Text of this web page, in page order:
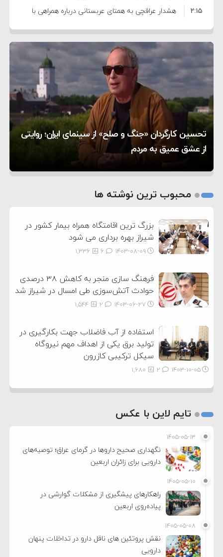
هشدار عراقچی به همتای عربستانی درباره همراهی با
آمریکا
۲:۱۵
مقام ارشد امنیتی: برنامه گسترده‌ای برای پاسخ به
دیوانگی آمریکا داریم
۷:۱۰
ترامپ دستور حملات جدید علیه ایران را صادر کرد
۵:۴۵
سپاه: دو نفتکش متخلف مورد اصابت قرار گرفته و
متوقف شدند
۱۲:۵۹
ترامپ مدعی توافق تاریخی برای خلع سلاح کامل
حماس شد
۸:۵۷
اعتراض عراقچی به همتای بلغارستانی به دلیل کمک
به آمریکا در حملات به ایران
۱۶:۱۹
کشورهایی که به متجاوزان کمک می کنند پاسخ
سختی خواهند گرفت
۱۰:۱۵
سنتکام پایان تجاوز جدید به ایران را اعلام کرد
۶:۰۵
تحسین کارگردان «جنگ و صلح» از سینمای ایران؛ روایتی
از عشق عمیق به مردم
هر گریه‌ای نشانه گرسنگی نیست؛ چطور زبان نوزادمان را
بفهمیم؟
تغذیه پدر می‌تواند بر سلامت نوزاد تأثیر بگذارد
2
محبوب ترین نوشته ها
بزرگ ترین اقامتگاه همراه بیمار کشور در
شیراز بهره برداری می شود
۱۴۰۳-۰۸-۰۹ 1,336
فرهنگ سازی منجر به کاهش ۳۸ درصدی
حوادث آتش‌سوزی طی امسال در شیراز شد
۱۴۰۳-۰۶-۲۷ 1,544
استفاده از آب فاضلاب جهت بکارگیری در
تولید برق یکی از اهداف مهم نیروگاه
سیکل ترکیبی کازرون
۱۴۰۳-۱۰-۰۵ 1,680
تایم لاین با عکس
۱۴۰۵-۰۵-۱۳
نگهداری صحیح داروها در گرمای عراق؛ توصیه‌های
دارویی برای زائران اربعین
۱۴۰۵-۰۵-۱۰
راهکارهای پیشگیری از مشکلات گوارشی در
پیاده‌روی اربعین
۱۴۰۵-۰۵-۰۸
نقش پروتئین های ناقل دارو در تداخلات پنهان
دارویی